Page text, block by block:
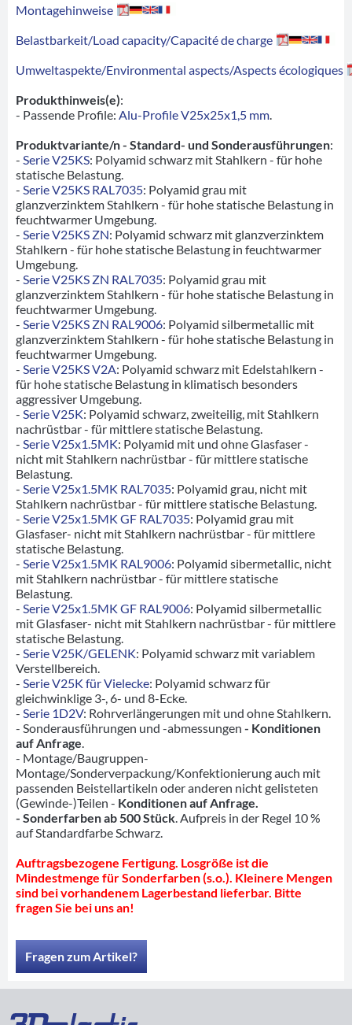
Montagehinweise
Belastbarkeit/Load capacity/Capacité de charge
Umweltaspekte/Environmental aspects/Aspects écologiques
Produkthinweis(e):
- Passende Profile: Alu-Profile V25x25x1,5 mm
Produktvariante/n - Standard- und Sonderausführungen:
- Serie V25KS: Polyamid schwarz mit Stahlkern - für hohe
statische Belastung.
- Serie V25KS RAL7035: Polyamid grau mit
glanzverzinktem Stahlkern - für hohe statische Belastung in
feuchtwarmer Umgebung.
- Serie V25KS ZN: Polyamid schwarz mit glanzverzinktem
Stahlkern - für hohe statische Belastung in feuchtwarmer
Umgebung.
- Serie V25KS ZN RAL7035: Polyamid grau mit
glanzverzinktem Stahlkern - für hohe statische Belastung in
feuchtwarmer Umgebung.
- Serie V25KS ZN RAL9006: Polyamid silbermetallic mit
glanzverzinktem Stahlkern - für hohe statische Belastung in
feuchtwarmer Umgebung.
- Serie V25KS V2A: Polyamid schwarz mit Edelstahlkern -
für hohe statische Belastung in klimatisch besonders
aggressiver Umgebung.
- Serie V25K: Polyamid schwarz, zweiteilig, mit Stahlkern
nachrüstbar - für mittlere statische Belastung.
- Serie V25x1.5MK: Polyamid mit und ohne Glasfaser -
nicht mit Stahlkern nachrüstbar - für mittlere statische
Belastung.
- Serie V25x1.5MK RAL7035: Polyamid grau, nicht mit
Stahlkern nachrüstbar - für mittlere statische Belastung.
- Serie V25x1.5MK GF RAL7035: Polyamid grau mit
Glasfaser- nicht mit Stahlkern nachrüstbar - für mittlere
statische Belastung.
- Serie V25x1.5MK RAL9006: Polyamid sibermetallic, nicht
mit Stahlkern nachrüstbar - für mittlere statische
Belastung.
- Serie V25x1.5MK GF RAL9006: Polyamid silbermetallic
mit Glasfaser- nicht mit Stahlkern nachrüstbar - für mittlere
statische Belastung.
- Serie V25K/GELENK: Polyamid schwarz mit variablem
Verstellbereich.
- Serie V25K für Vielecke: Polyamid schwarz für
gleichwinklige 3-, 6- und 8-Ecke.
- Serie 1D2V: Rohrverlängerungen mit und ohne Stahlkern.
- Sonderausführungen und -abmessungen - Konditionen
auf Anfrage
- Montage/Baugruppen-
Montage/Sonderverpackung/Konfektionierung auch mit
passenden Beistellartikeln oder anderen nicht gelisteten
(Gewinde-)Teilen - Konditionen auf Anfrage.
- Sonderfarben ab 500 Stück . Aufpreis in der Regel 10 %
auf Standardfarbe Schwarz.
Auftragsbezogene Fertigung. Losgröße ist die
Mindestmenge für Sonderfarben (s.o.). Kleinere Mengen
sind bei vorhandenem Lagerbestand lieferbar. Bitte
fragen Sie bei uns an!
Fragen zum Artikel?